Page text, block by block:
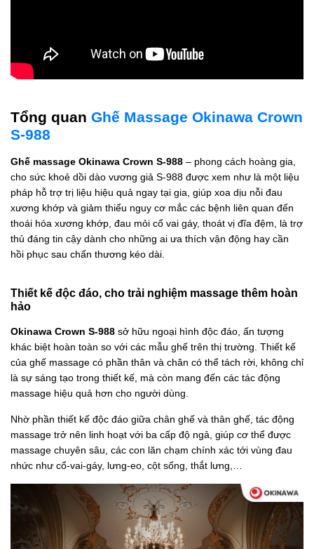
Tổng quan Ghế Massage Okinawa Crown
S-988
Ghế massage Okinawa Crown S-988 – phong cách hoàng gia,
cho sức khoẻ dồi dào vương giả S-988 được xem như là một liệu
pháp hỗ trợ trị liệu hiệu quả ngay tại gia, giúp xoa dịu nỗi đau
xương khớp và giảm thiểu nguy cơ mắc các bệnh liên quan đến
thoái hóa xương khớp, đau mỏi cổ vai gáy, thoát vị đĩa đệm, là trợ
thủ đáng tin cậy dành cho những ai ưa thích vận động hay cần
hồi phục sau chấn thương kéo dài.
Thiết kế độc đáo, cho trải nghiệm massage thêm hoàn
hảo
Okinawa Crown S-988 sở hữu ngoại hình độc đáo, ấn tượng
khác biệt hoàn toàn so với các mẫu ghế trên thị trường. Thiết kế
của ghế massage có phần thân và chân có thể tách rời, không chỉ
là sự sáng tạo trong thiết kế, mà còn mang đến các tác động
massage hiệu quả hơn cho người dùng.
Nhờ phần thiết kế độc đáo giữa chân ghế và thân ghế, tác động
massage trở nên linh hoạt với ba cấp độ ngả, giúp cơ thể được
massage chuyên sâu, các con lăn chạm chính xác tới vùng đau
nhức như cổ-vai-gáy, lưng-eo, cột sống, thắt lưng,…